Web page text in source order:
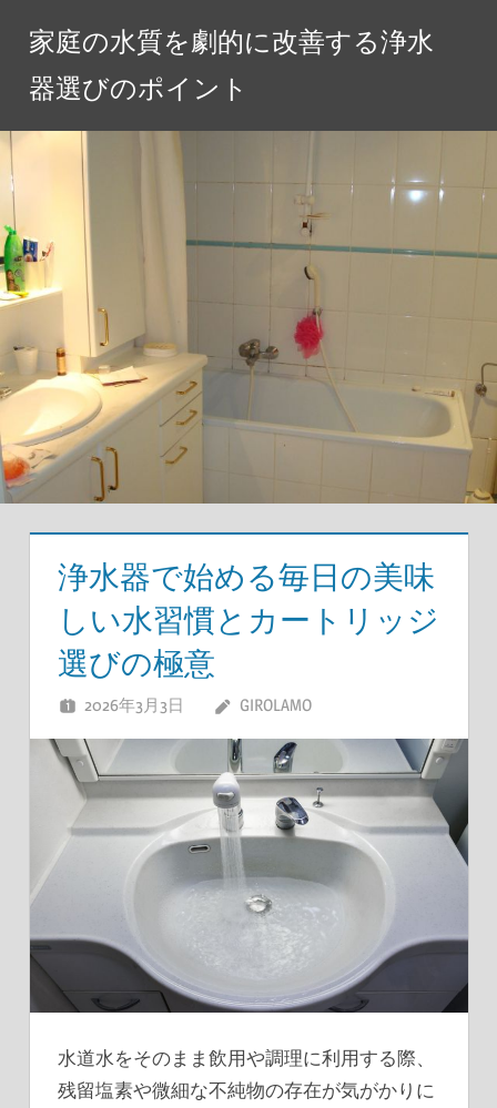
ツ
へ
ス
キ
ッ
プ
家庭の水質を劇的に改善する浄水
器選びのポイント
浄水器で始める毎日の美味
しい水習慣とカートリッジ
選びの極意
2026年3月3日 GIROLAMO
水道水をそのまま飲用や調理に利用する際、
残留塩素や微細な不純物の存在が気がかりに